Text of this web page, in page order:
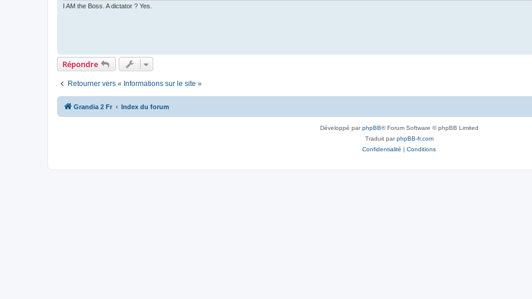
I AM the Boss. A dictator ? Yes.
Répondre
Retourner vers « Informations sur le site »
Grandia 2 Fr Index du forum
Développé parphpBB® Forum Software © phpBB Limited
Traduit parphpBB-fr.com
Confidentialité | Conditions